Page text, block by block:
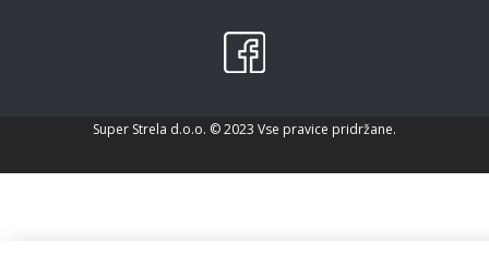
Super Strela d.o.o. © 2023 Vse pravice pridržane.